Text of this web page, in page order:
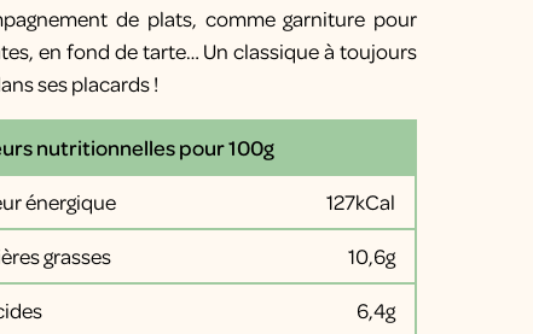
de plats, comme garniture pour
en fond de tarte… Un classique à toujours
ses placards !
nutritionnelles pour 100g
énergique 127kCal
grasses 10,6g
6,4g